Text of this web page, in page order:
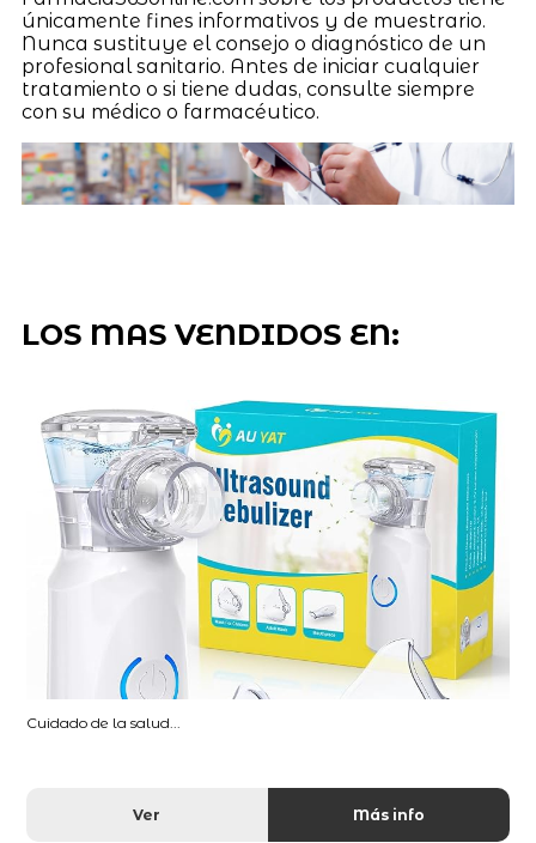
únicamente fines informativos y de muestrario.
Nunca sustituye el consejo o diagnóstico de un
profesional sanitario. Antes de iniciar cualquier
tratamiento o si tiene dudas, consulte siempre
con su médico o farmacéutico.
LOS MAS VENDIDOS EN:
Cuidado de la salud...
Ver Más info